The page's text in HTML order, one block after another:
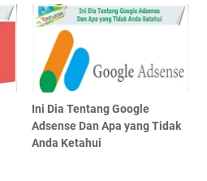
Ini Dia Tentang Google
Adsense Dan Apa yang Tidak
Anda Ketahui